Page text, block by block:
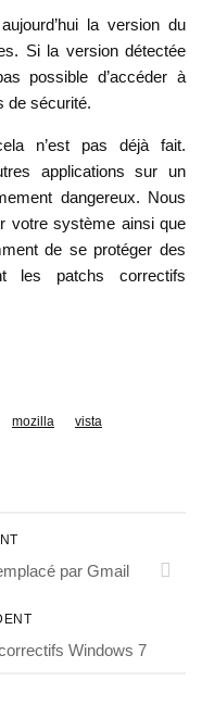
la version du
Si la version détectée
possible d’accéder à
de sécurité.
n’est pas déjà fait.
applications sur un
dangereux. Nous
votre système ainsi que
de se protéger des
les patchs correctifs
mozilla
vista
par Gmail
Windows 7